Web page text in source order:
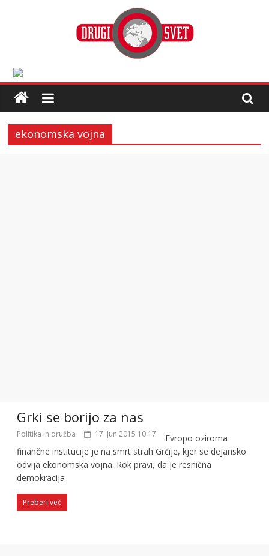
ekonomska vojna
Grki se borijo za nas
Politika in družba 17. Jun 2015 10:17
Evropo oziroma
finančne institucije je na smrt strah Grčije, kjer se dejansko
odvija ekonomska vojna. Rok pravi, da je resnična
demokracija
Preberi več